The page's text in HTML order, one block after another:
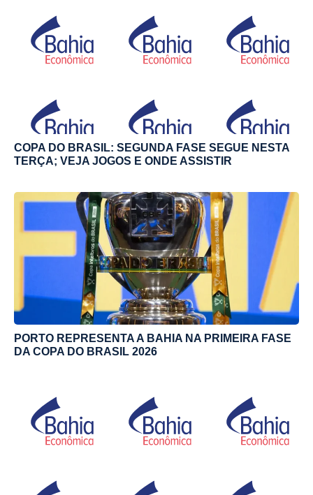
COPA DO BRASIL: SEGUNDA FASE SEGUE NESTA
TERÇA; VEJA JOGOS E ONDE ASSISTIR
PORTO REPRESENTA A BAHIA NA PRIMEIRA FASE
DA COPA DO BRASIL 2026